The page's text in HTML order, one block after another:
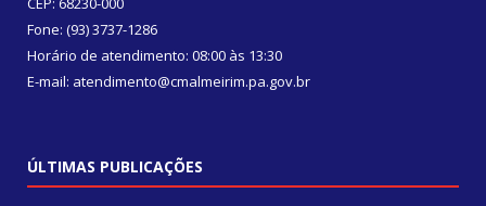
Fone: (93) 3737-1286
Horário de atendimento: 08:00 às 13:30
E-mail: atendimento@cmalmeirim.pa.gov.br
ÚLTIMAS PUBLICAÇÕES